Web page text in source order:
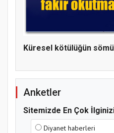
Hz.
Küresel kötülüğün
Anketler
Sitemizde En Çok
Diyanet haberleri